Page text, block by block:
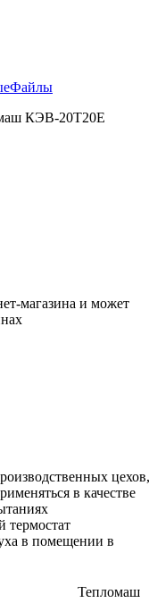
КЭВ-20Т20Е
магазина и может
цехов,
в качестве
термостат
в помещении в
Тепломаш